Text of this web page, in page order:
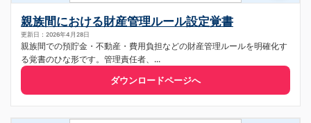
親族間における財産管理ルール設定覚書
更新日：2026年4月28日
親族間での預貯金・不動産・費用負担などの財産管理ルールを明確化す
る覚書のひな形です。管理責任者、...
ダウンロードページへ